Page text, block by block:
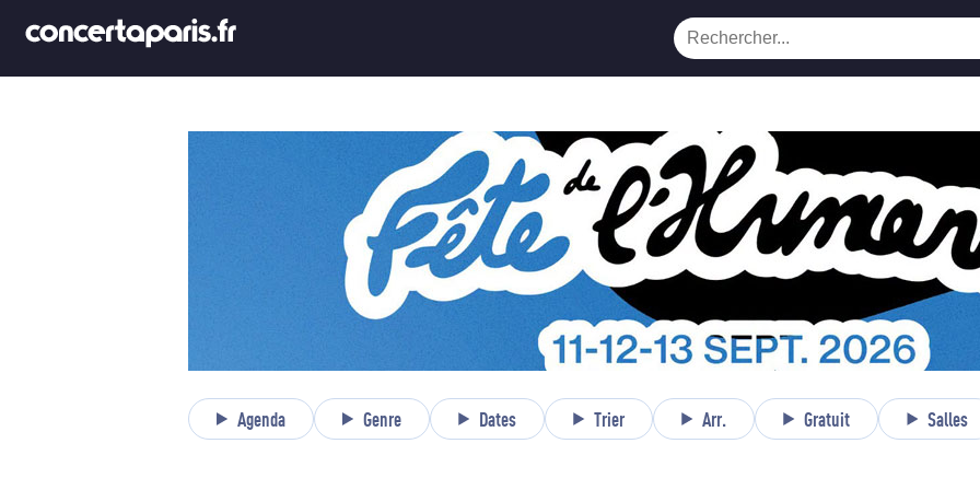
Agenda Genre Dates Trier Arr. Gratuit Salles